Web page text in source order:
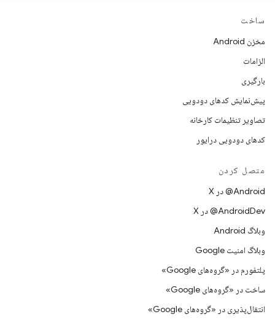
ساخت
مخزن Android
الزامات
بارگیری
پیش‌نمایش کدهای دودویی
تصاویر تنظیمات کارخانه
کدهای دودویی درایور
متصل کردن
‫‎@Android در X
‫‎@AndroidDev در X
وبلاگ Android
وبلاگ امنیت Google
پلتفورم در «گروه‌های Google»
ساخت در «گروه‌های Google»
انتقال‌پذیری در «گروه‌های Google»